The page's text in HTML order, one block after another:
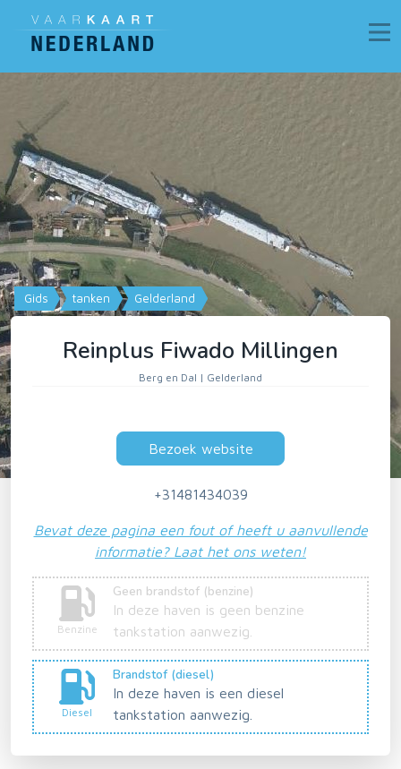
Gids tanken Gelderland
Reinplus Fiwado Millingen
Berg en Dal | Gelderland
Bezoek website
+31481434039
Bevat deze pagina een fout of heeft u aanvullende
informatie? Laat het ons weten!
Benzine
Geen brandstof (benzine)
In deze haven is geen benzine
tankstation aanwezig.
Diesel
Brandstof (diesel)
In deze haven is een diesel
tankstation aanwezig.